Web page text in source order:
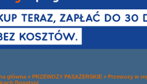
główna » PRZEWOZY PASAŻERSKIE » Przewozy w
Bogatyni